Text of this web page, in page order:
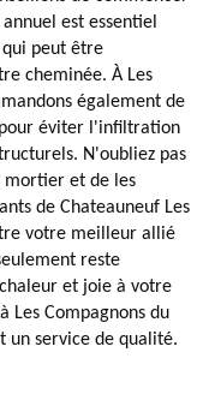
est essentiel
peut être
cheminée. À Les
également de
éviter l'infiltration
N'oubliez pas
mortier et de les
de Chateauneuf Les
votre meilleur allié
reste
et joie à votre
Les Compagnons du
un service de qualité.